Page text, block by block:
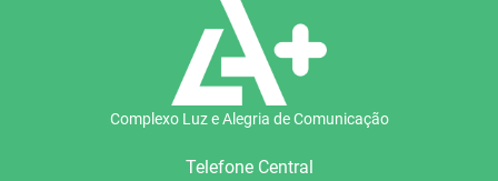
Complexo Luz e Alegria de Comunicação
Telefone Central